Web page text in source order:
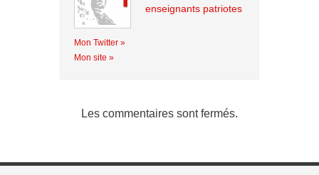
enseignants patriotes
Mon Twitter »
Mon site »
Les commentaires sont fermés.